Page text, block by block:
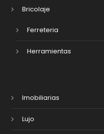
Bricolaje
Ferreteria
Herramientas
Imobiliarias
Lujo